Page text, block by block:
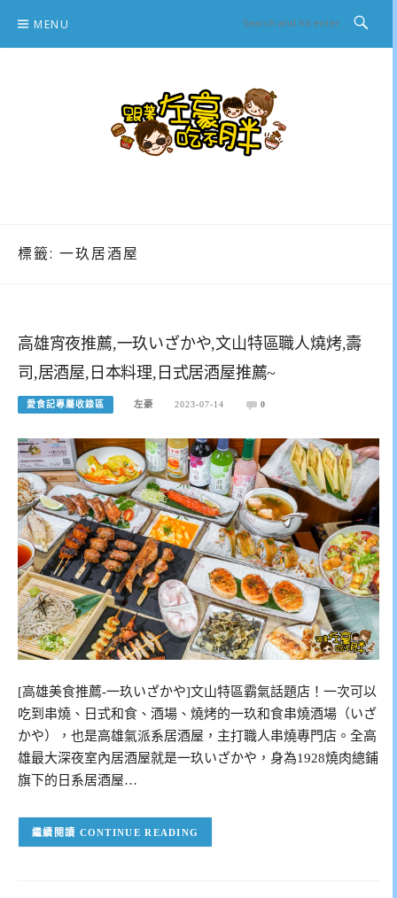
content
MENU
標籤: 一玖居酒屋
高雄宵夜推薦,一玖いざかや,文山特區職人燒烤,壽
司,居酒屋,日本料理,日式居酒屋推薦~
愛食記專屬收錄區 左豪 2023-07-14 0
[高雄美食推薦-一玖いざかや]文山特區霸氣話題店！一次可以
吃到串燒、日式和食、酒場、燒烤的一玖和食串燒酒場（いざ
かや），也是高雄氣派系居酒屋，主打職人串燒專門店。全高
雄最大深夜室內居酒屋就是一玖いざかや，身為1928燒肉總鋪
旗下的日系居酒屋…
CONTINUE READING